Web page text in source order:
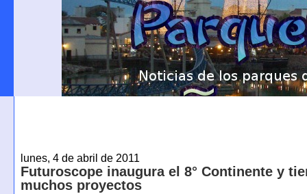
lunes, 4 de abril de 2011
Futuroscope inaugura el 8° Continente y
muchos proyectos